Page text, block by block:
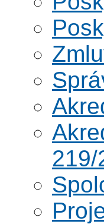
219/